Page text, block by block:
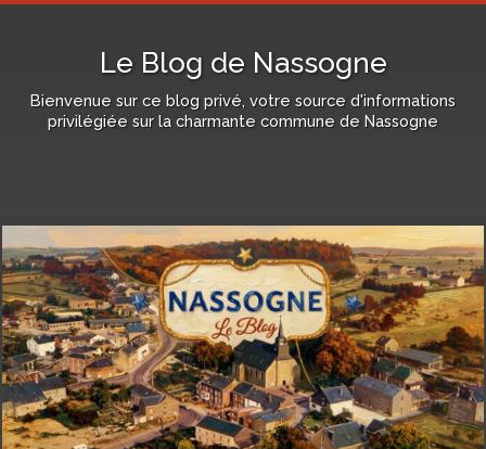
Le Blog de Nassogne
Bienvenue sur ce blog privé, votre source d'informations
privilégiée sur la charmante commune de Nassogne